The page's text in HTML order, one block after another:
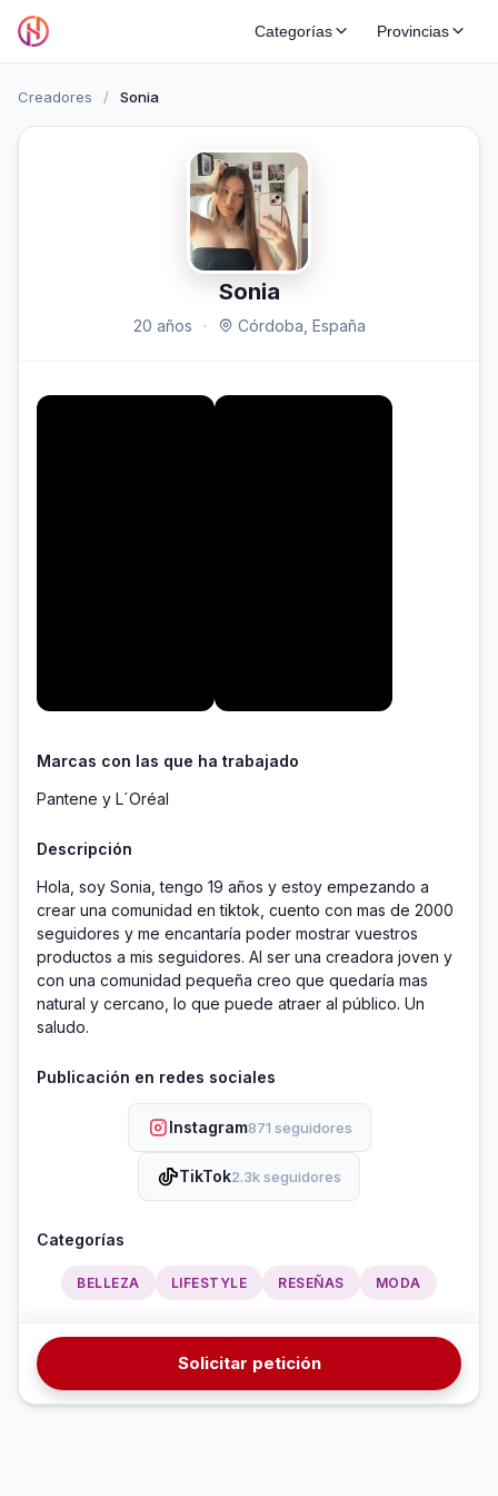
Categorías Provincias
Creadores / Sonia
Sonia
20 años · Córdoba, España
Marcas con las que ha trabajado
Pantene y L´Oréal
Descripción
Hola, soy Sonia, tengo 19 años y estoy empezando a
crear una comunidad en tiktok, cuento con mas de 2000
seguidores y me encantaría poder mostrar vuestros
productos a mis seguidores. Al ser una creadora joven y
con una comunidad pequeña creo que quedaría mas
natural y cercano, lo que puede atraer al público. Un
saludo.
Publicación en redes sociales
Instagram871 seguidores
TikTok2.3k seguidores
Categorías
BELLEZA LIFESTYLE RESEÑAS MODA
Solicitar petición